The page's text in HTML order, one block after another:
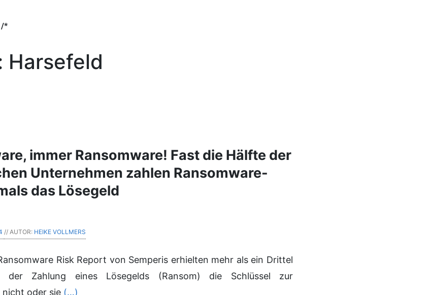
/*
Harsefeld
immer Ransomware! Fast die Hälfte der
Unternehmen zahlen Ransomware-
das Lösegeld
// AUTOR: HEIKE VOLLMERS
Risk Report von Semperis erhielten mehr als ein Drittel
der Zahlung eines Lösegelds (Ransom) die Schlüssel zur
nicht oder sie (…)